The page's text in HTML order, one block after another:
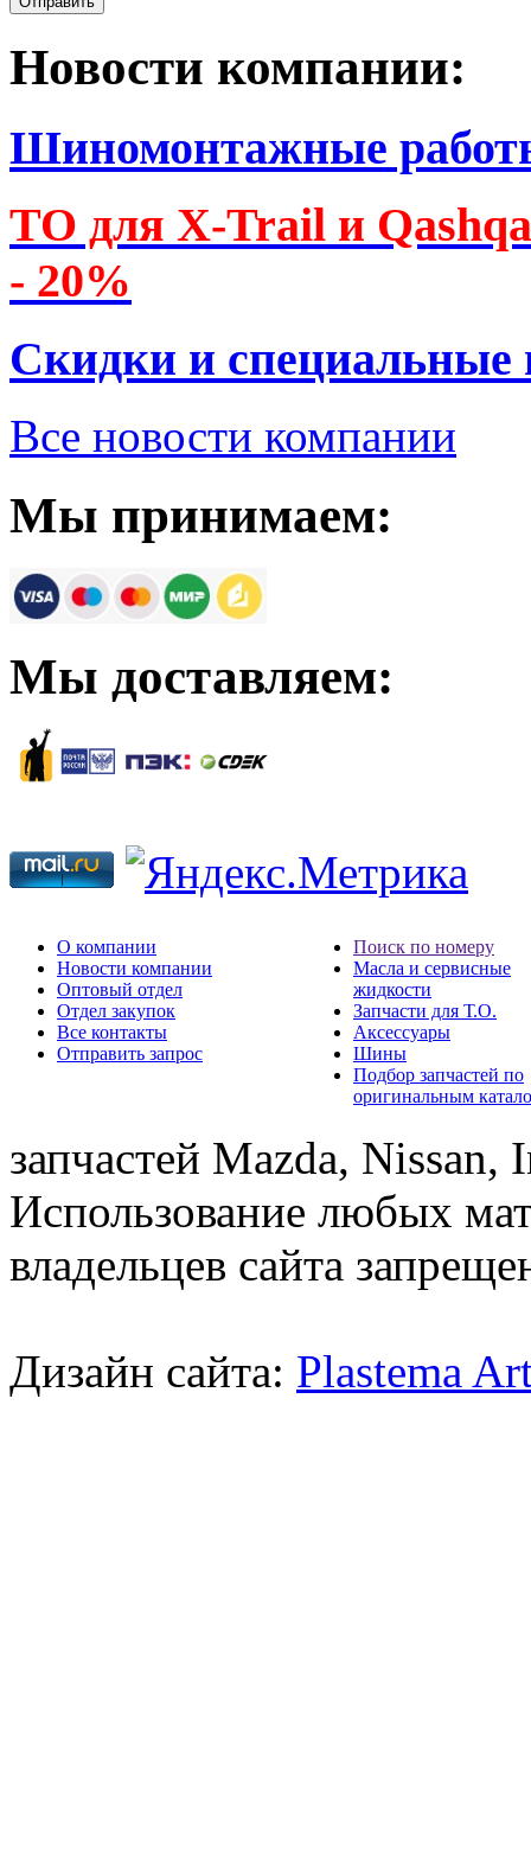
Новости компании:
Шиномонтажные
ТО для X-Trail и
- 20%
Скидки и специальные
Все новости компании
Мы принимаем:
Мы доставляем:
О компании
Новости компании
Оптовый отдел
Отдел закупок
Все контакты
Отправить запрос
Поиск по номеру
Масла и сервисные
жидкости
Запчасти для Т.О.
Аксессуары
Шины
Подбор запчастей по
оригинальным
запчастей Mazda,
Использование любых
владельцев сайта
Дизайн сайта: Plastema